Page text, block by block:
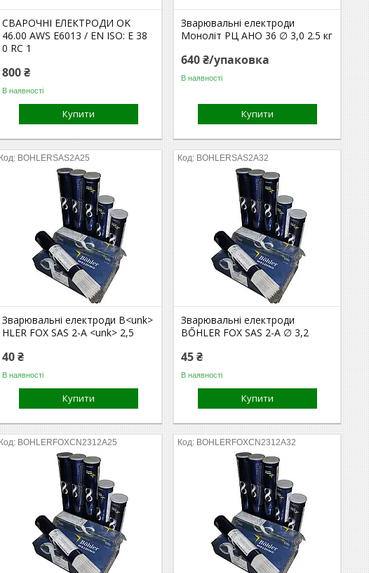
CВАРОЧНІ ЕЛЕКТРОДИ OK
46.00 AWS E6013 / EN ISO: E 38
0 RC 1
800 ₴
В наявності
Купити
Зварювальні електроди
Моноліт РЦ АНО 36 ∅ 3,0 2.5 кг
640 ₴/упаковка
В наявності
Купити
BOHLERSAS2A25
Зварювальні електроди B<unk>
HLER FOX SAS 2-A <unk> 2,5
40 ₴
В наявності
Купити
BOHLERSAS2A32
Зварювальні електроди
BŐHLER FOX SAS 2-A ∅ 3,2
45 ₴
В наявності
Купити
BOHLERFOXCN2312A25 BOHLERFOXCN2312A32